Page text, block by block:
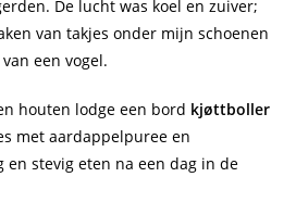
De lucht was koel en zuiver;
van takjes onder mijn schoenen
een vogel.
houten lodge een bord kjøttboller
met aardappelpuree en
en stevig eten na een dag in de